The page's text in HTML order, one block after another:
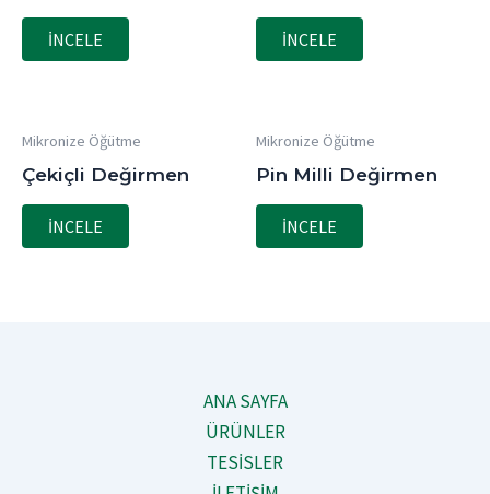
İNCELE İNCELE
Mikronize Öğütme
Çekiçli Değirmen
İNCELE
Mikronize Öğütme
Pin Milli Değirmen
İNCELE
ANA SAYFA
ÜRÜNLER
TESİSLER